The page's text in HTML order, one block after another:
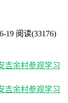
19 阅读(33176)